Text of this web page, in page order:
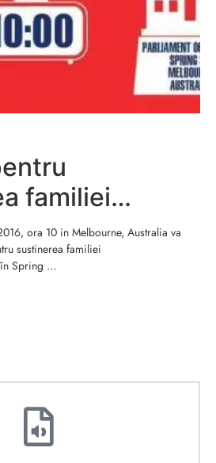
familiei
Melbourne,
ora 10 in Melbourne, Australia va
sustinerea familiei
în Spring …